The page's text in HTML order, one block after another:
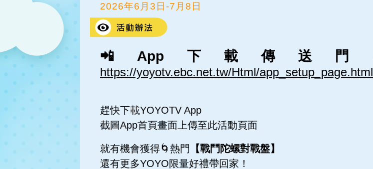
2026年6月3日-7月8日
📲App下載傳送門
https://yoyotv.ebc.net.tw/Html/app_setup_page.html
趕快下載YOYOTV App
截圖App首頁畫面上傳至此活動頁面
就有機會獲得🌀熱門
【戰鬥陀螺對戰盤】
還有更多YOYO限量好禮帶回家！